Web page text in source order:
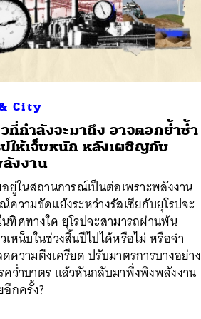
City
ที่กำลังจะมาถึง อาจตอกย้ำซ้ำ
ปให้เจ็บหนัก หลังเผชิญกับ
งงาน
อยู่ในสถานการณ์เป็นต่อเพราะพลังงาน
ความขัดแย้งระหว่างรัสเซียกับยุโรปจะ
นทิศทางใด ยุโรปจะสามารถผ่านพ้น
เหน็บในช่วงสิ้นปีไปได้หรือไม่ หรือจำ
ความตึงเครียด ปรับมาตรการบางอย่าง
คว่ำบาตร แล้วหันกลับมาพึ่งพิงพลังงาน
กครั้ง?